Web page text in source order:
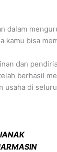
dalam
bisa
dan
berhasil
usaha di